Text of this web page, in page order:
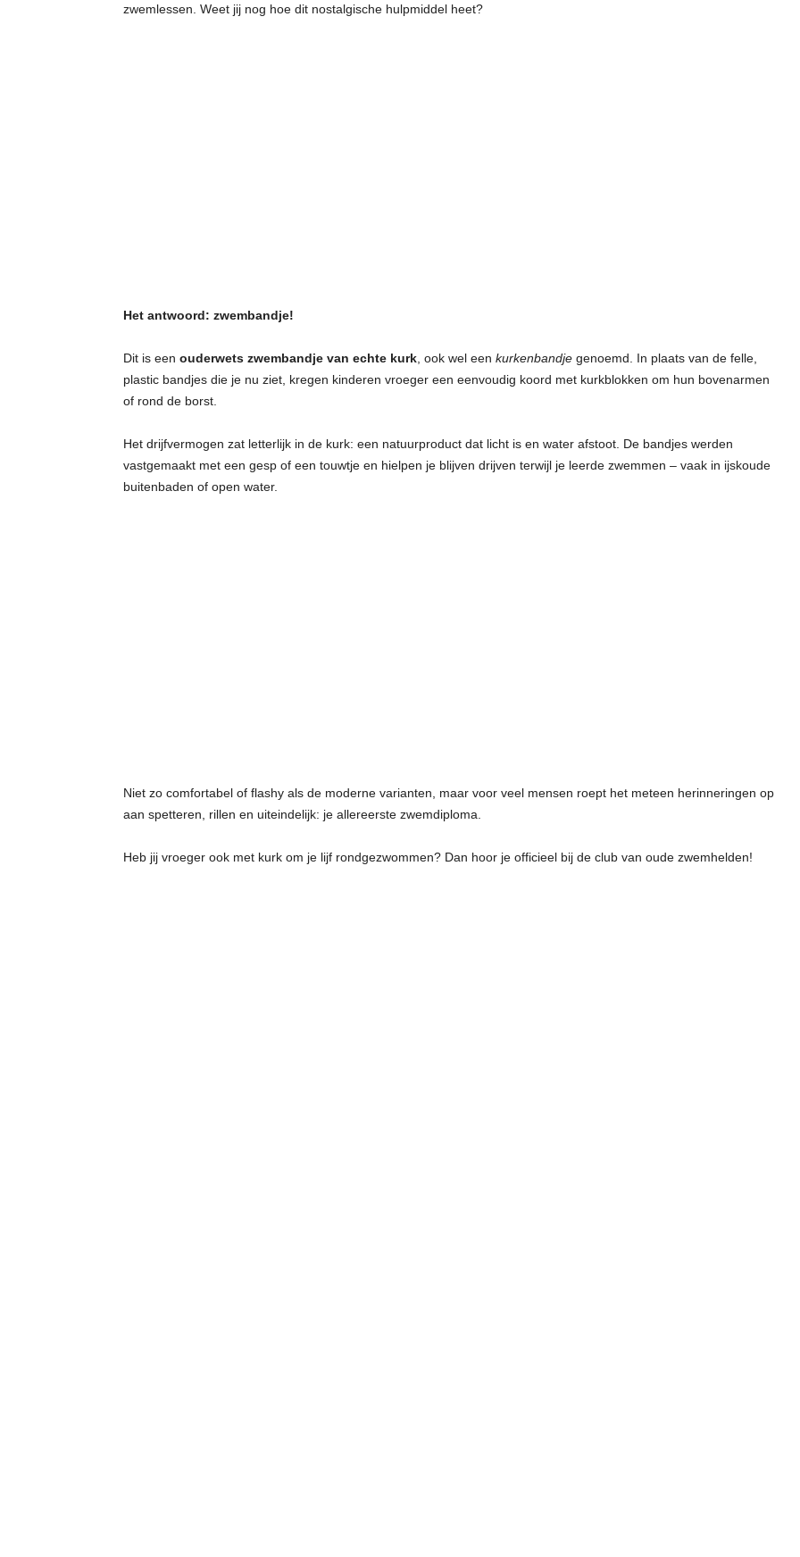
zwemlessen. Weet jij nog hoe dit nostalgische hulpmiddel heet?
Het antwoord: zwembandje!
Dit is een ouderwets zwembandje van echte kurk, ook wel een kurkenbandjegenoemd. In plaats van de felle,
plastic bandjes die je nu ziet, kregen kinderen vroeger een eenvoudig koord met kurkblokken om hun bovenarmen
of rond de borst.
Het drijfvermogen zat letterlijk in de kurk: een natuurproduct dat licht is en water afstoot. De bandjes werden
vastgemaakt met een gesp of een touwtje en hielpen je blijven drijven terwijl je leerde zwemmen – vaak in ijskoude
buitenbaden of open water.
Niet zo comfortabel of flashy als de moderne varianten, maar voor veel mensen roept het meteen herinneringen op
aan spetteren, rillen en uiteindelijk: je allereerste zwemdiploma.
Heb jij vroeger ook met kurk om je lijf rondgezwommen? Dan hoor je officieel bij de club van oude zwemhelden!